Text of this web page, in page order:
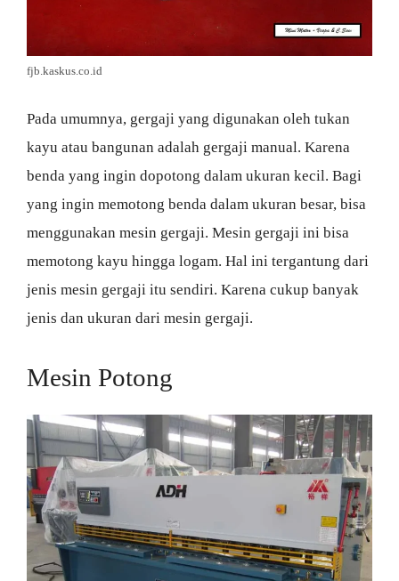
fjb.kaskus.co.id
Pada umumnya, gergaji yang digunakan oleh tukan
kayu atau bangunan adalah gergaji manual. Karena
benda yang ingin dopotong dalam ukuran kecil. Bagi
yang ingin memotong benda dalam ukuran besar, bisa
menggunakan mesin gergaji. Mesin gergaji ini bisa
memotong kayu hingga logam. Hal ini tergantung dari
jenis mesin gergaji itu sendiri. Karena cukup banyak
jenis dan ukuran dari mesin gergaji.
Mesin Potong